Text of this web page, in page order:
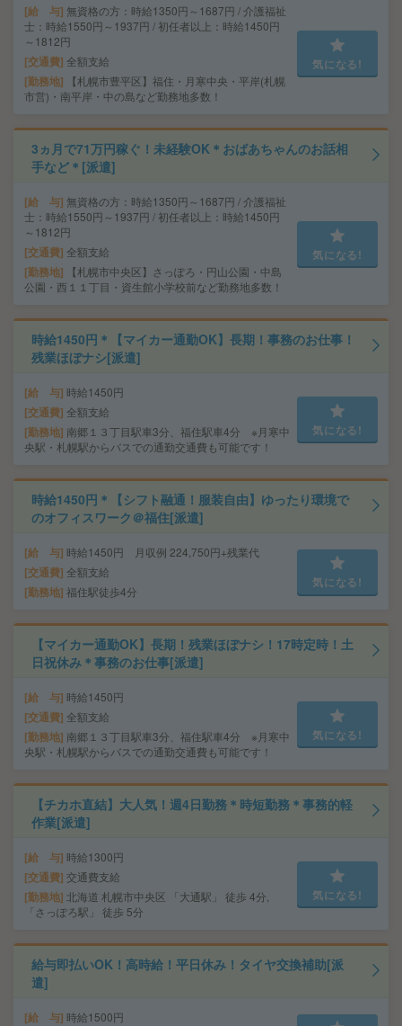
給 与 無資格の方：時給1350円～1687円 / 介護福祉
士：時給1550円～1937円 / 初任者以上：時給1450円
～1812円
交通費 全額支給
勤務地
【札幌市豊平区】福住・月寒中央・平岸(札幌
市営)・南平岸・中の島など勤務地多数！
気になる!
3ヵ月で71万円稼ぐ！未経験OK＊おばあちゃんのお話相
手など＊[派遣]
給 与 無資格の方：時給1350円～1687円 / 介護福祉
士：時給1550円～1937円 / 初任者以上：時給1450円
～1812円
交通費 全額支給
勤務地
【札幌市中央区】さっぽろ・円山公園・中島
公園・西１１丁目・資生館小学校前など勤務地多数！
気になる!
時給1450円＊【マイカー通勤OK】長期！事務のお仕事！
残業ほぼナシ[派遣]
給 与 時給1450円
交通費 全額支給
勤務地 南郷１３丁目駅車3分、福住駅車4分 ※月寒中
央駅・札幌駅からバスでの通勤交通費も可能です！
気になる!
時給1450円＊【シフト融通！服装自由】ゆったり環境で
のオフィスワーク＠福住[派遣]
給 与 時給1450円 月収例 224,750円+残業代
交通費 全額支給
勤務地 福住駅徒歩4分
気になる!
【マイカー通勤OK】長期！残業ほぼナシ！17時定時！土
日祝休み＊事務のお仕事[派遣]
給 与 時給1450円
交通費 全額支給
勤務地 南郷１３丁目駅車3分、福住駅車4分 ※月寒中
央駅・札幌駅からバスでの通勤交通費も可能です！
気になる!
【チカホ直結】大人気！週4日勤務＊時短勤務＊事務的軽
作業[派遣]
給 与 時給1300円
交通費 交通費支給
勤務地 北海道 札幌市中央区 「大通駅」 徒歩 4分,
「さっぽろ駅」 徒歩 5分
気になる!
給与即払いOK！高時給！平日休み！タイヤ交換補助[派
遣]
給 与 時給1500円